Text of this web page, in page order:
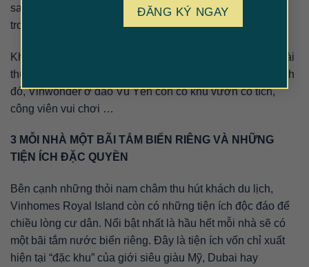
safari, nơi du khách có thể ngắm nhìn các loài động vật
trong môi trường bán hoang dã.
Không những thế, trẻ em còn có thể tương tác với các loài
thú lành như hươu cao cổ, vẹt, các loài bò sát… Bên cạnh
đó, Vinwonder ở đảo Vũ Yên còn có khu vườn cổ tích,
công viên vui chơi …
3 MỖI NHÀ MỘT BÃI TẮM BIỂN RIÊNG VÀ NHỮNG
TIỆN ÍCH ĐẶC QUYỀN
Bên cạnh những thỏi nam châm thu hút khách du lịch,
Vinhomes Royal Island còn có những tiện ích độc đáo để
chiều lòng cư dân. Nổi bật nhất là hầu hết mỗi nhà sẽ có
một bãi tắm nước biển riêng. Đây là tiện ích vốn chỉ xuất
hiện tại “đặc khu” của giới siêu giàu Mỹ, Dubai hay